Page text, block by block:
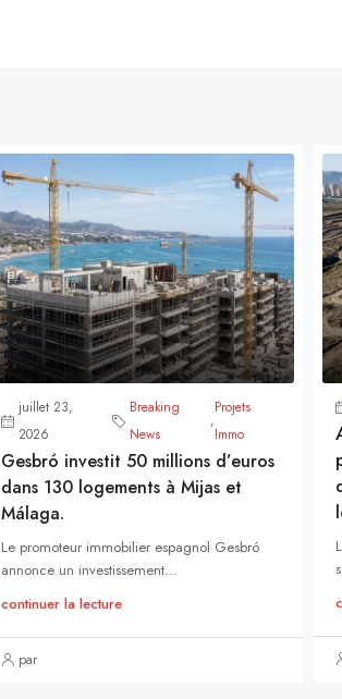
juillet 23,
2026
Breaking
News
,
Projets
Immo
Gesbró investit 50 millions d’euros
dans 130 logements à Mijas et
Málaga.
Le promoteur immobilier espagnol Gesbró
annonce un investissement...
continuer la lecture
par